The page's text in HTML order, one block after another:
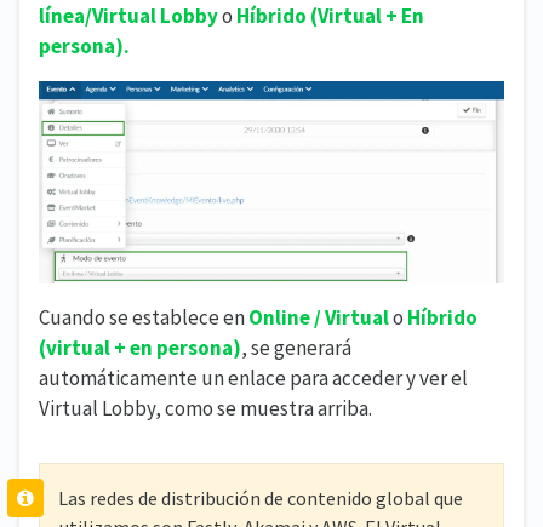
línea/Virtual Lobbyo Híbrido (Virtual + En
persona).
Cuando se establece enOnline / Virtualo Híbrido
(virtual + en persona), se generará
automáticamente un enlace para acceder y ver el
Virtual Lobby, como se muestra arriba.
Las redes de distribución de contenido global que